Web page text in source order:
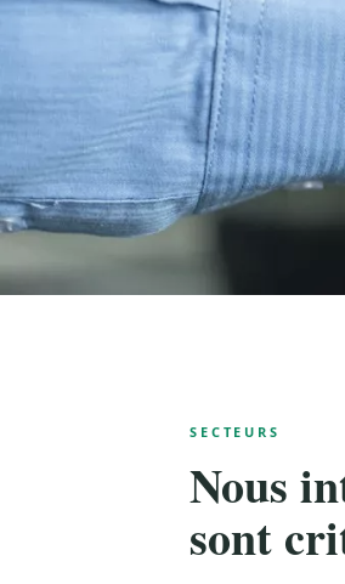
SECTEURS
Nous
sont